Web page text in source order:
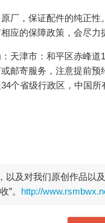
厂，保证配件的纯正
应的保障政策，会尽力
天津市：和平区赤峰
邮寄服务，注意提前
个省级行政区，中国
以及对我们原创作品以
”。 http://